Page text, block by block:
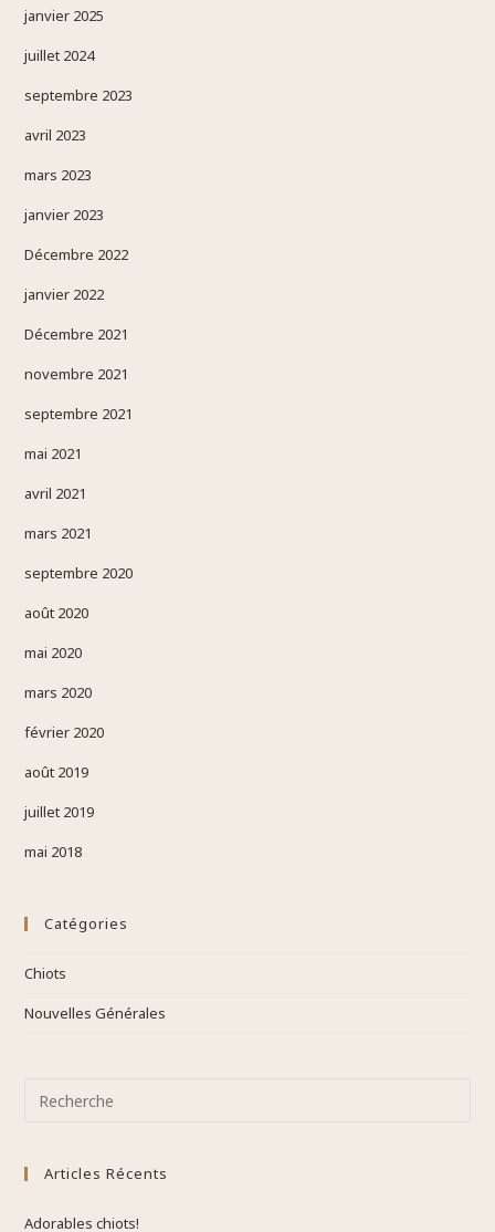
janvier 2025
juillet 2024
septembre 2023
avril 2023
mars 2023
janvier 2023
Décembre 2022
janvier 2022
Décembre 2021
novembre 2021
septembre 2021
mai 2021
avril 2021
mars 2021
septembre 2020
août 2020
mai 2020
mars 2020
février 2020
août 2019
juillet 2019
mai 2018
Catégories
Chiots
Nouvelles Générales
Articles Récents
Adorables chiots!